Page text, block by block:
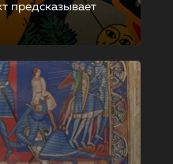
предсказывает